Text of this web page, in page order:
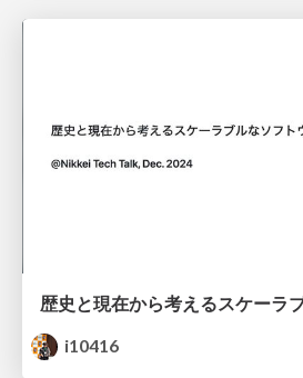
i10416